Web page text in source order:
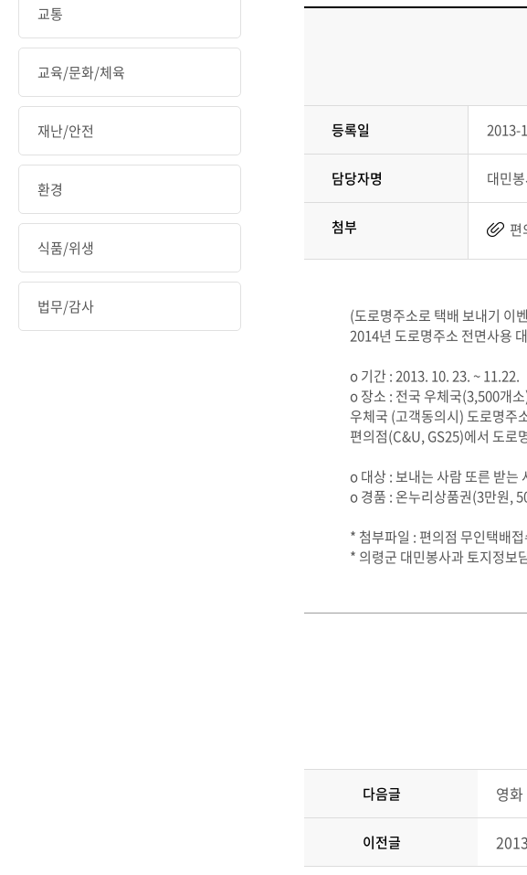
교통
교육/문화/체육
재난/안전
환경
식품/위생
법무/감사
등록일 2013-
담당자명 대민
첨부 편
(도로명주소로 택배 보내기 이
2014년 도로명주소 전면사용
o 기간 : 2013. 10. 23. ~ 11.22.
o 장소 : 전국 우체국(3,500개
우체국 (고객동의시) 도로명주
편의점(C&U, GS25)에서 도로
o 대상 : 보내는 사람 또른 받는
o 경품 : 온누리상품권(3만원,
* 첨부파일 : 편의점 무인택배
* 의령군 대민봉사과 토지정
다음글 영
이전글